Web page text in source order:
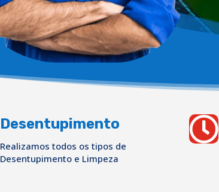
Desentupimento
Realizamos todos os tipos de
Desentupimento e Limpeza
